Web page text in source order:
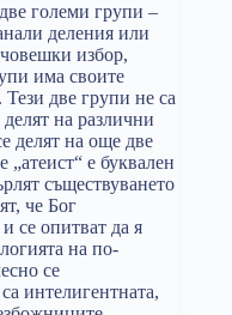
големи групи –
деления или
избор,
има своите
две групи не са
на различни
делят на още две
е буквален
съществуването
че Бог
се опитват да я
на по-
се
интелигентната,